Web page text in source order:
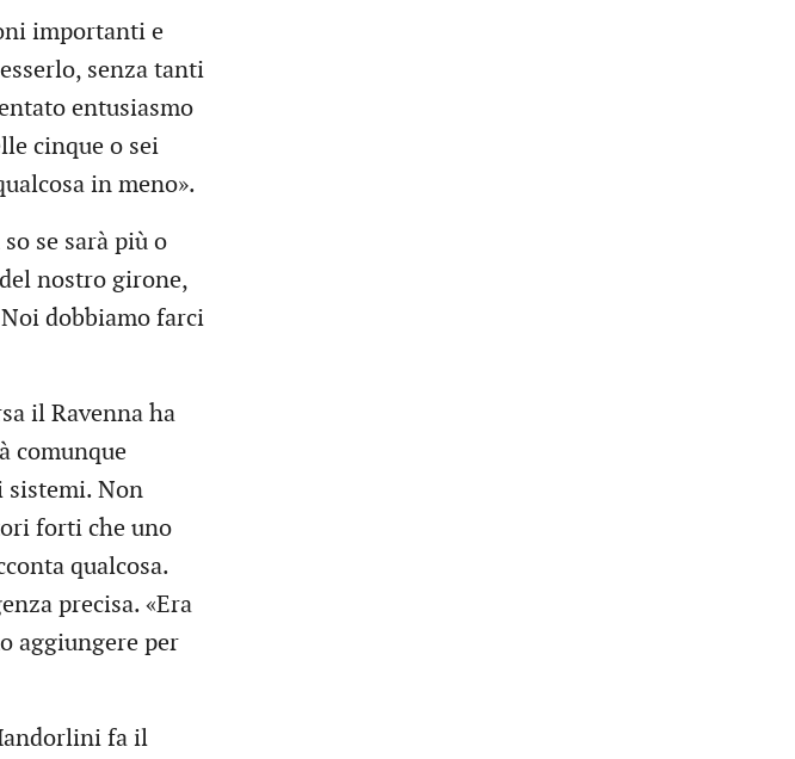
importanti e
senza tanti
entusiasmo
cinque o sei
in meno».
se sarà più o
nostro girone,
dobbiamo farci
il Ravenna ha
comunque
sistemi. Non
forti che uno
qualcosa.
precisa. «Era
aggiungere per
fa il